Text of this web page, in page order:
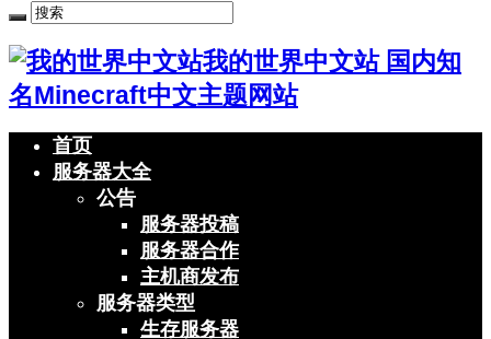
我的世界中文站 国内知
名Minecraft中文主题网站
首页
服务器大全
公告
服务器投稿
服务器合作
主机商发布
服务器类型
生存服务器